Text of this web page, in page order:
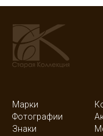
Марки
Фотографии
Знаки